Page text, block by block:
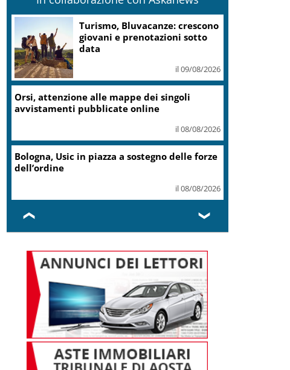
Zelensky: Stiamo lavorando su
nostra balistica anche con
Leonardo
il 08/08/2026
Campi Flegrei, Fico: Al via lavori hub Pozzuoli
il 08/08/2026
Ostia, investe un ciclista e fugge,
rintracciato da Polizia Locale
il 08/08/2026
❮ ❯